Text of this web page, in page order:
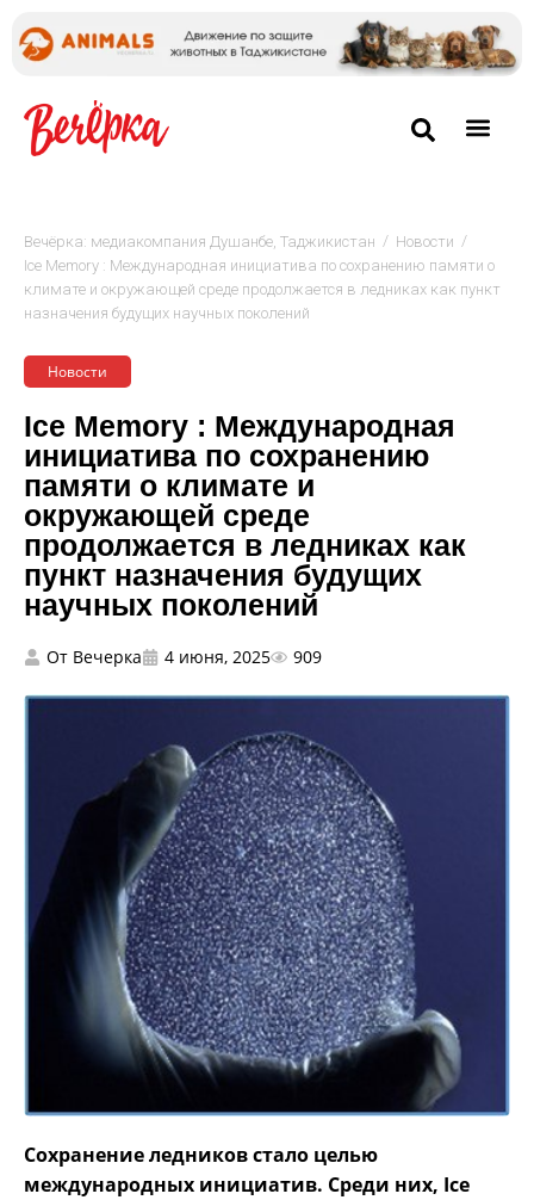
Вечёрка: медиакомпания Душанбе, Таджикистан / Новости /
Ice Memory : Международная инициатива по сохранению памяти о
климате и окружающей среде продолжается в ледниках как пункт
назначения будущих научных поколений
Новости
Ice Memory : Международная
инициатива по сохранению
памяти о климате и
окружающей среде
продолжается в ледниках как
пункт назначения будущих
научных поколений
От Вечерка 4 июня, 2025 909
Сохранение ледников стало целью
международных инициатив. Среди них, Ice